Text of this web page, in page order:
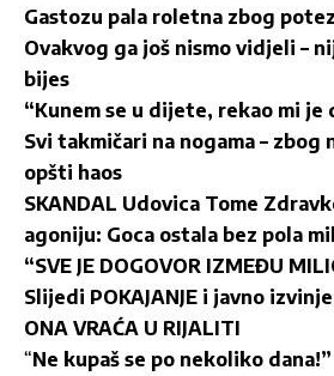
Gastozu pala roletna zbog
Ovakvog ga još nismo vidjeli –
bijes
“Kunem se u dijete, rekao mi
Svi takmičari na nogama – zbog
opšti haos
SKANDAL Udovica Tome
agoniju: Goca ostala bez pola
“SVE JE DOGOVOR IZMEĐU
Slijedi POKAJANJE i javno
ONA VRAĆA U RIJALITI
“Ne kupaš se po nekoliko